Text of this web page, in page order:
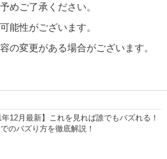
めご了承ください。
能性がございます。
の変更がある場合がございます。
年12月最新】これを見れば誰でもバズれる！
のバズり方を徹底解説！